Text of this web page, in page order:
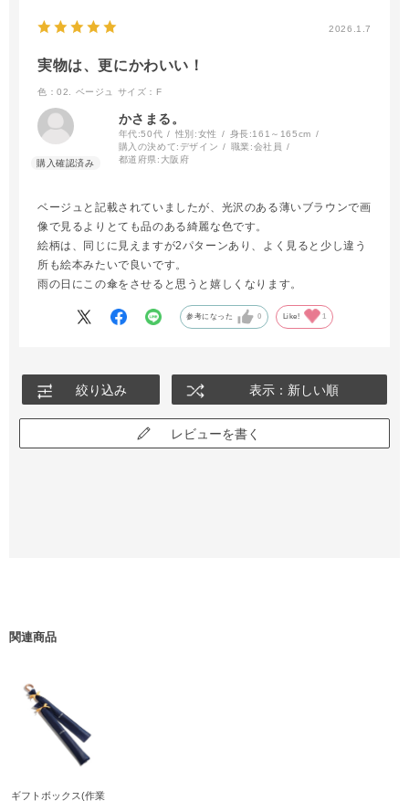
2026.1.7
実物は、更にかわいい！
色：02. ベージュ サイズ：F
かさまる。
年代:50代 性別:女性 身長:161～165cm
購入の決めて: デザイン 職業:会社員
都道府県: 大阪府
ベージュと記載されていましたが、光沢のある薄いブラウンで画
像で見るよりとても品のある綺麗な色です。
絵柄は、同じに見えますが2パターンあり、よく見ると少し違う
所も絵本みたいで良いです。
雨の日にこの傘をさせると思うと嬉しくなります。
参考になった 0 Like! 1
絞り込み 表示：新しい順
レビューを書く
関連商品
ギフトボックス(作業